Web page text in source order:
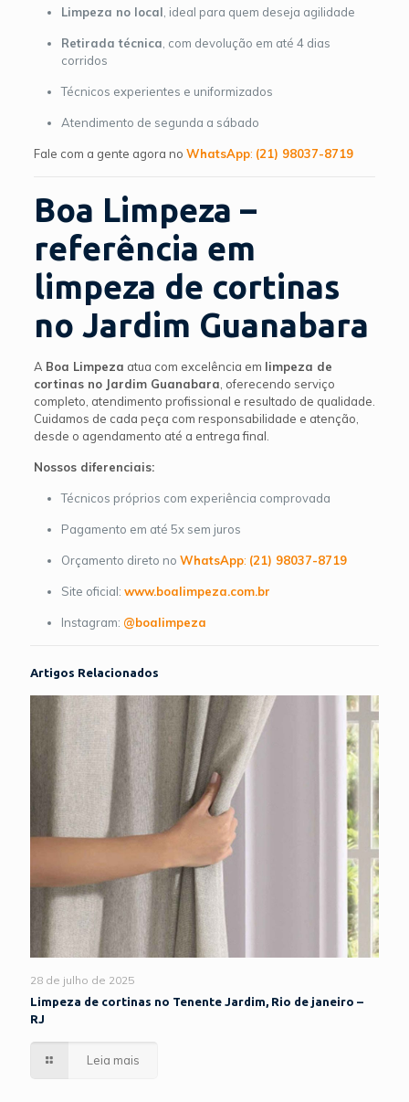
Limpeza no local , ideal para quem deseja agilidade
Retirada técnica , com devolução em até 4 dias
corridos
Técnicos experientes e uniformizados
Atendimento de segunda a sábado
Fale com a gente agora no WhatsApp: (21) 98037-8719
Boa Limpeza –
referência em
limpeza de cortinas
no Jardim Guanabara
A Boa Limpeza atua com excelência em limpeza de
cortinas no Jardim Guanabara , oferecendo serviço
completo, atendimento profissional e resultado de qualidade.
Cuidamos de cada peça com responsabilidade e atenção,
desde o agendamento até a entrega final.
Nossos diferenciais:
Técnicos próprios com experiência comprovada
Pagamento em até 5x sem juros
Orçamento direto no WhatsApp: (21) 98037-8719
Site oficial: www.boalimpeza.com.br
Instagram: @boalimpeza
Artigos Relacionados
28 de julho de 2025
Limpeza de cortinas no Tenente Jardim, Rio de janeiro –
RJ
Leia mais